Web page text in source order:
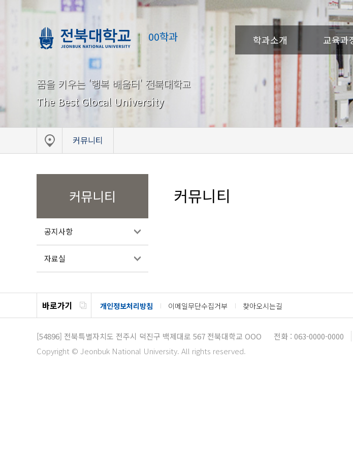
00학과 학과소개 교육과
꿈을 키우는 '행복 배움터' 전북대학교
The Best Glocal University
커뮤니티
커뮤니티
공지사항
자료실
커뮤니티
바로가기 개인정보처리방침 이메일무단수집거부 찾아오시는길
[54896] 전북특별자치도 전주시 덕진구 백제대로 567 전북대학교 OOO 전화 : 063-0000-0000
Copyright © Jeonbuk National University. All rights reserved.